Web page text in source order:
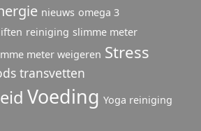
nieuws omega 3
reiniging slimme meter
meter weigeren Stress
transvetten
Voeding Yoga reiniging